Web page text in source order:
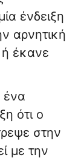
ένδειξη
αρνητική
έκανε
ένα
ότι ο
στην
με την